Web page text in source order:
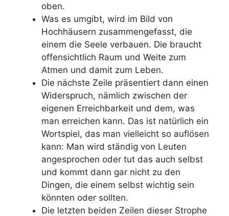
oben.
Was es umgibt, wird im Bild von
Hochhäusern zusammengefasst, die
einem die Seele verbauen. Die braucht
offensichtlich Raum und Weite zum
Atmen und damit zum Leben.
Die nächste Zeile präsentiert dann einen
Widerspruch, nämlich zwischen der
eigenen Erreichbarkeit und dem, was
man erreichen kann. Das ist natürlich ein
Wortspiel, das man vielleicht so auflösen
kann: Man wird ständig von Leuten
angesprochen oder tut das auch selbst
und kommt dann gar nicht zu den
Dingen, die einem selbst wichtig sein
könnten oder sollten.
Die letzten beiden Zeilen dieser Strophe